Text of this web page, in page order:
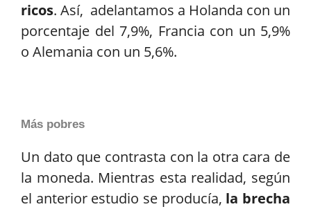
ricos. Así, adelantamos a Holanda con un
porcentaje del 7,9%, Francia con un 5,9%
o Alemania con un 5,6%.
Más pobres
Un dato que contrasta con la otra cara de
la moneda. Mientras esta realidad, según
el anterior estudio se producía, la brecha